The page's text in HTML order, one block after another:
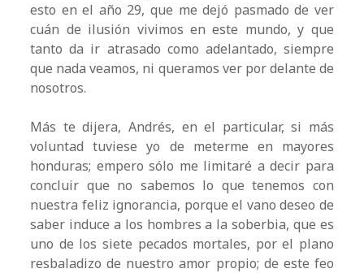
esto en el año 29, que me dejó pasmado de ver
cuán de ilusión vivimos en este mundo, y que
tanto da ir atrasado como adelantado, siempre
que nada veamos, ni queramos ver por delante de
nosotros.
Más te dijera, Andrés, en el particular, si más
voluntad tuviese yo de meterme en mayores
honduras; empero sólo me limitaré a decir para
concluir que no sabemos lo que tenemos con
nuestra feliz ignorancia, porque el vano deseo de
saber induce a los hombres a la soberbia, que es
uno de los siete pecados mortales, por el plano
resbaladizo de nuestro amor propio; de este feo